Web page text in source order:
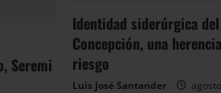
Seremi
Identidad siderúrgica
Concepción, una
riesgo
Luis José Santander